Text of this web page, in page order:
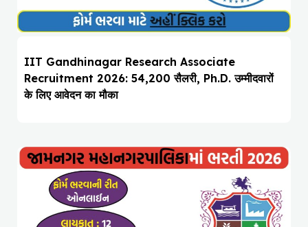
IIT Gandhinagar Research Associate
Recruitment 2026: ₹54,200 सैलरी, Ph.D. उम्मीदवारों
के लिए आवेदन का मौका